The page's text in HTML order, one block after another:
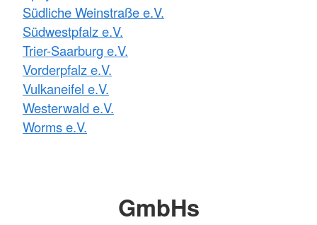
Südliche Weinstraße e.V.
Südwestpfalz e.V.
Trier-Saarburg e.V.
Vorderpfalz e.V.
Vulkaneifel e.V.
Westerwald e.V.
Worms e.V.
GmbHs